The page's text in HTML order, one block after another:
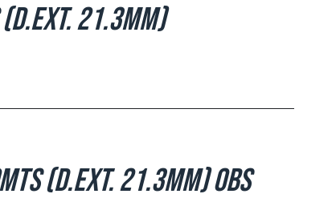
(d.ext. 21.3mm)
(d.ext. 21.3mm) OBS